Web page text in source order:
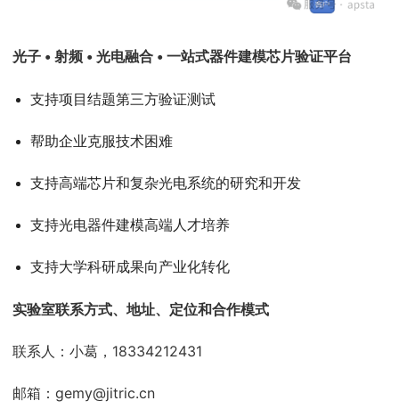
光子 • 射频 • 光电融合 • 一站式器件建模芯片验证平台
支持项目结题第三方验证测试
帮助企业克服技术困难
支持高端芯片和复杂光电系统的研究和开发
支持光电器件建模高端人才培养
支持大学科研成果向产业化转化
实验室联系方式、地址、定位和合作模式
联系人：小葛，18334212431
邮箱：gemy@jitric.cn